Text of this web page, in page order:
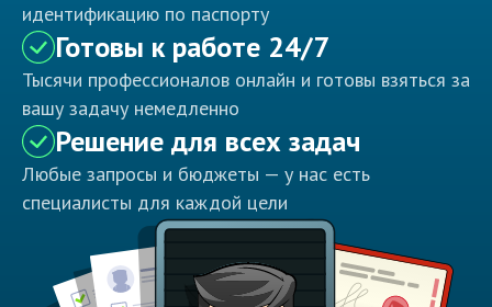
идентификацию по паспорту
Готовы к работе 24/7
Тысячи профессионалов онлайн и готовы взяться за
вашу задачу немедленно
Решение для всех задач
Любые запросы и бюджеты — у нас есть
специалисты для каждой цели